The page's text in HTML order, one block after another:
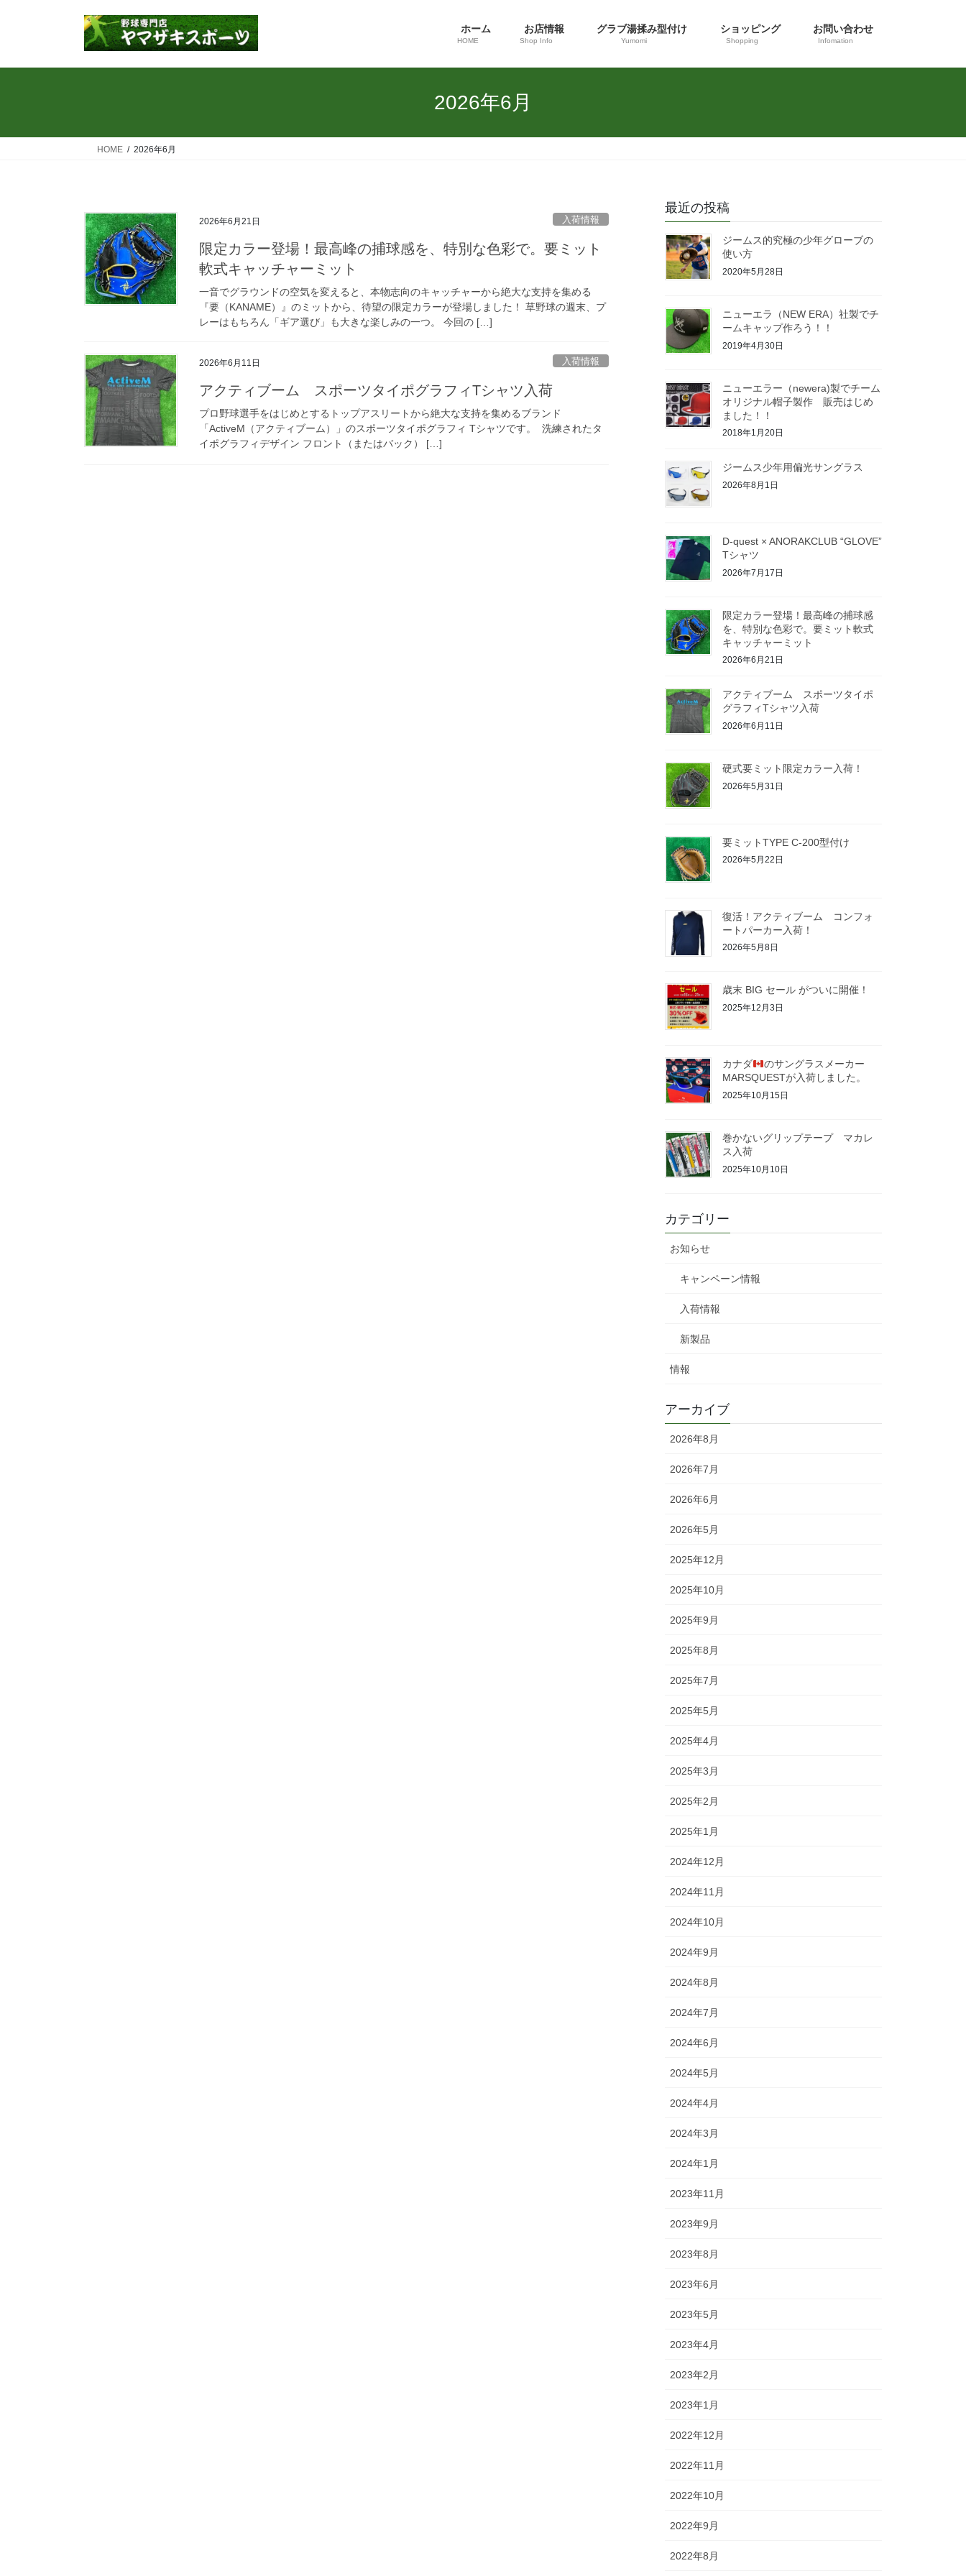
ホーム
HOME
お店情報
Shop Info
グラブ湯揉み型付け
Yumomi
ショッピング
Shopping
お問い合わせ
Infomation
2026年6月
HOME 2026年6月
2026年6月21日 入荷情報
限定カラー登場！最高峰の捕球感を、特別な色彩で。要ミット
軟式キャッチャーミット
一音でグラウンドの空気を変えると、本物志向のキャッチャーから絶大な支持を集める
『要（KANAME）』のミットから、待望の限定カラーが登場しました！ 草野球の週末、プ
レーはもちろん「ギア選び」も大きな楽しみの一つ。 今回の […]
2026年6月11日 入荷情報
アクティブーム スポーツタイポグラフィTシャツ入荷
プロ野球選手をはじめとするトップアスリートから絶大な支持を集めるブランド
「ActiveM（アクティブーム）」のスポーツタイポグラフィ Tシャツです。 洗練されたタ
イポグラフィデザイン フロント（またはバック） […]
最近の投稿
ジームス的究極の少年グローブの
使い方
2020年5月28日
ニューエラ（NEW ERA）社製でチ
ームキャップ作ろう！！
2019年4月30日
ニューエラー（newera)製でチーム
オリジナル帽子製作 販売はじめ
ました！！
2018年1月20日
ジームス少年用偏光サングラス
2026年8月1日
D-quest × ANORAKCLUB “GLOVE”
Tシャツ
2026年7月17日
限定カラー登場！最高峰の捕球感
を、特別な色彩で。要ミット軟式
キャッチャーミット
2026年6月21日
アクティブーム スポーツタイポ
グラフィTシャツ入荷
2026年6月11日
硬式要ミット限定カラー入荷！
2026年5月31日
要ミットTYPE C-200型付け
2026年5月22日
復活！アクティブーム コンフォ
ートパーカー入荷！
2026年5月8日
歳末 BIG セール がついに開催！
2025年12月3日
カナダ
のサングラスメーカー
MARSQUESTが入荷しました。
2025年10月15日
巻かないグリップテープ マカレ
ス入荷
2025年10月10日
カテゴリー
お知らせ
キャンペーン情報
入荷情報
新製品
情報
アーカイブ
2026年8月
2026年7月
2026年6月
2026年5月
2025年12月
2025年10月
2025年9月
2025年8月
2025年7月
2025年5月
2025年4月
2025年3月
2025年2月
2025年1月
2024年12月
2024年11月
2024年10月
2024年9月
2024年8月
2024年7月
2024年6月
2024年5月
2024年4月
2024年3月
2024年1月
2023年11月
2023年9月
2023年8月
2023年6月
2023年5月
2023年4月
2023年2月
2023年1月
2022年12月
2022年11月
2022年10月
2022年9月
2022年8月